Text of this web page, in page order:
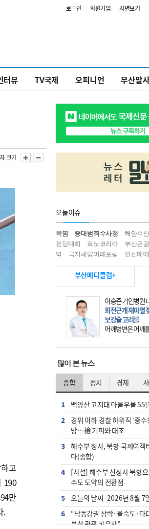
로그인 회원가입 지면보기
터뷰 TV국제 오피니언 부산말
크기
고
190
만
.
오늘이슈
폭염 중대범죄수사청 해양수
전당대회
르노코리아 부산관광
역
극지해양미래포럼 인신매매
부산메디클럽+
이승준 거인병원
회전근개 재파열
보강술 고려를
어깨병변은 어깨
에 발생하는 손
는 오십견과 회전
많이 본 뉴스
종합 정치 경제
1
백양산 고지대 마을우물 55
2
경위 이하 경찰 하위직 ‘중수
망…檢 기피와 대조
3
해수부 청사, 북항 국제여객
다(종합)
4
[사설] 해수부 신청사 북항
수도 도약의 전환점
5
오늘의 날씨- 2026년 8월 7
6
“낙동강권 삼락·을숙도·다
부산 관광 키우자”